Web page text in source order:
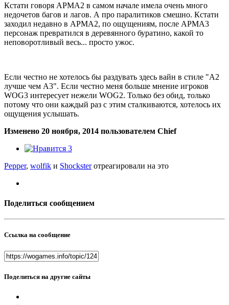
Кстати говоря АРМА2 в самом начале имела очень много
недочетов багов и лагов. А про паралитиков смешно. Кстати
заходил недавно в АРМА2, по ощущениям, после АРМА3
персонаж превратился в деревянного буратино, какой то
неповоротливый весь... просто ужос.
Если честно не хотелось бы раздувать здесь вайн в стиле "А2
лучше чем А3". Если честно меня больше мнение игроков
WOG3 интересует нежели WOG2. Только без обид, только
потому что они каждый раз с этим сталкиваются, хотелось их
ощущения услышать.
Изменено 20 ноября, 2014 пользователем Chief
3
Pepper, wolfik и Shocksterотреагировали на это
Поделиться сообщением
Ссылка на сообщение
Поделиться на другие сайты